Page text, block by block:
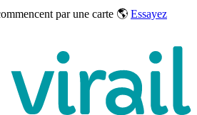
par une carte 🌎 Essayez